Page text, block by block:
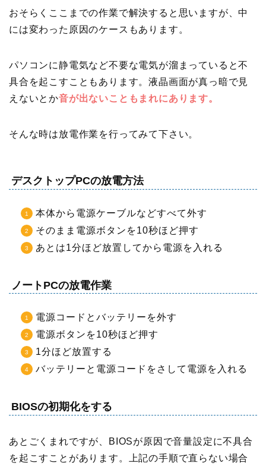
おそらくここまでの作業で解決すると思いますが、中
には変わった原因のケースもあります。
パソコンに静電気など不要な電気が溜まっていると不
具合を起こすこともあります。液晶画面が真っ暗で見
えないとか音が出ないこともまれにあります。
そんな時は放電作業を行ってみて下さい。
デスクトップPCの放電方法
本体から電源ケーブルなどすべて外す
そのまま電源ボタンを10秒ほど押す
あとは1分ほど放置してから電源を入れる
ノートPCの放電作業
電源コードとバッテリーを外す
電源ボタンを10秒ほど押す
1分ほど放置する
バッテリーと電源コードをさして電源を入れる
BIOSの初期化をする
あとごくまれですが、BIOSが原因で音量設定に不具合
を起こすことがあります。上記の手順で直らない場合